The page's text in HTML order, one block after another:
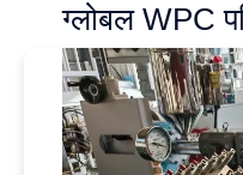
ग्लोबल WPC